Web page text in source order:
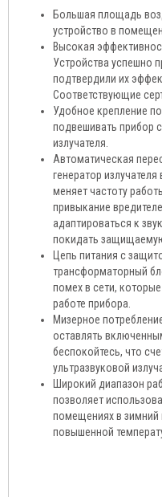
Большая площадь
устройство в
Высокая
Устройства успешно
подтвердили их
Соответствующие
Удобное крепление
подвешивать прибор
излучателя.
Автоматическая
генератор
меняет частоту
привыкание
адаптироваться к
покидать
Цепь питания с
трансформаторный
помех в сети,
работе прибора.
Мизерное
оставлять
беспокойтесь, что
ультразвуковой
Широкий диапазон
позволяет
помещениях в зимний
повышенной